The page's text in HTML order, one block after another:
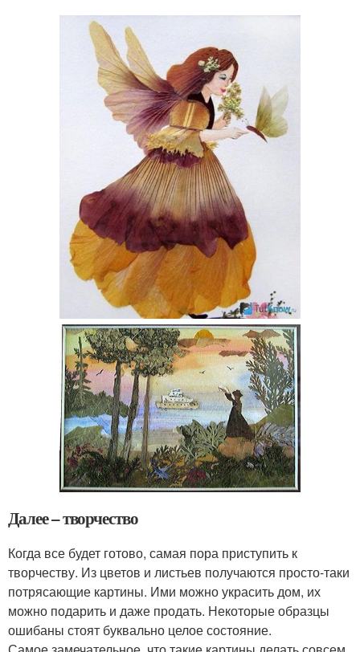
Далее – творчество
Когда все будет готово, самая пора приступить к
творчеству. Из цветов и листьев получаются просто-таки
потрясающие картины. Ими можно украсить дом, их
можно подарить и даже продать. Некоторые образцы
ошибаны стоят буквально целое состояние.